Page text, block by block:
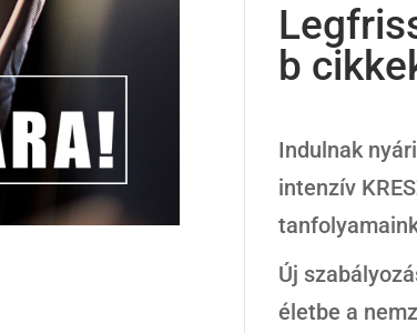
b
Indulnak
intenzív
Új
életbe a